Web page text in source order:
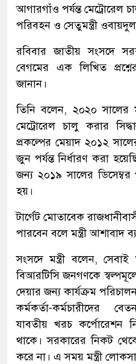
আগারগাঁও পর্যন্ত মেট্রোরেল
পরিবহন ও সেতুমন্ত্রী
রবিবার জাতীয় সংসদে
বেগমের এক লিখিত
জানান।
তিনি বলেন, ২০২০ সালের
মেট্রোরেল চালু করার
প্রকল্পের মেয়াদ ২০১২
জুন পর্যন্ত নির্ধারণ করা
জন্য ২০১৯ সালের ডিসেম্বর
হয়।
টার্গেট মোতাবেক
পারবেন বলে মন্ত্রী আশাবাদ
সংসদে মন্ত্রী বলেন,
বিআরটিসি জনগণকে
দেয়ার জন্য কার্যক্রম
কর্মকর্তা-কর্মচারীদের
যাবতীয় খরচ কর্পোরেশন
থাকে। সরকারের নিকট
করে না। এ সময় মন্ত্রী